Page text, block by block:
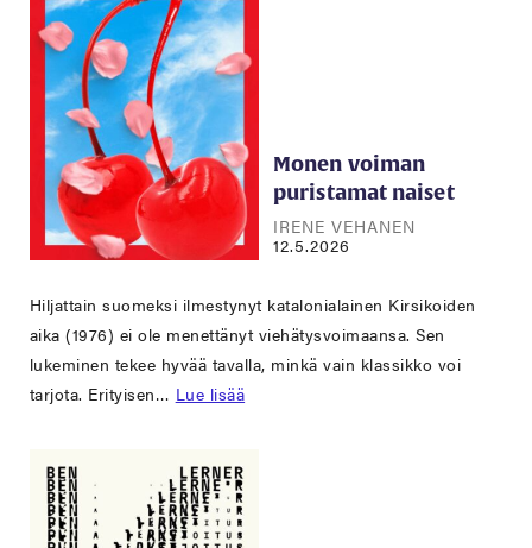
Monen voiman
puristamat naiset
IRENE VEHANEN
12.5.2026
Hiljattain suomeksi ilmestynyt katalonialainen Kirsikoiden
aika (1976) ei ole menettänyt viehätysvoimaansa. Sen
lukeminen tekee hyvää tavalla, minkä vain klassikko voi
tarjota. Erityisen… Lue lisää